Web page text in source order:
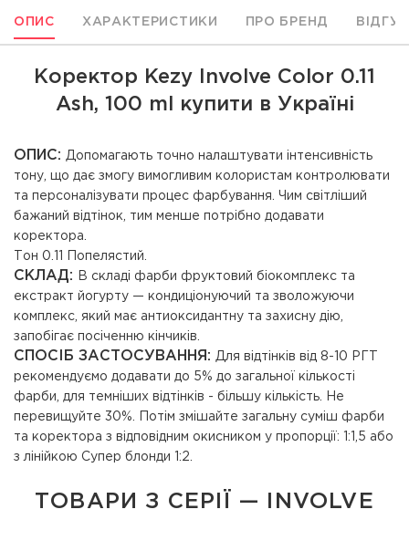
ОПИС ХАРАКТЕРИСТИКИ ПРО БРЕНД
Коректор Kezy Involve Сolor 0.11
Ash, 100 ml купити в Україні
ОПИС: Допомагають точно налаштувати інтенсивність
тону, що дає змогу вимогливим колористам контролювати
та персоналізувати процес фарбування. Чим світліший
бажаний відтінок, тим менше потрібно додавати
коректора.
Тон 0.11 Попелястий.
СКЛАД:
В складі фарби фруктовий біокомплекс та
екстракт йогурту — кондиціонуючий та зволожуючи
комплекс, який має антиоксидантну та захисну дію,
запобігає посіченню кінчиків.
СПОСІБ ЗАСТОСУВАННЯ: Для відтінків від 8-10 РГТ
рекомендуємо додавати до 5% до загальної кількості
фарби, для темніших відтінків - більшу кількість. Не
перевищуйте 30%. Потім змішайте загальну суміш фарби
та коректора з відповідним окисником у пропорції: 1:1,5 або
з лінійкою Супер блонди 1:2.
ТОВАРИ З СЕРІЇ — INVOLVE